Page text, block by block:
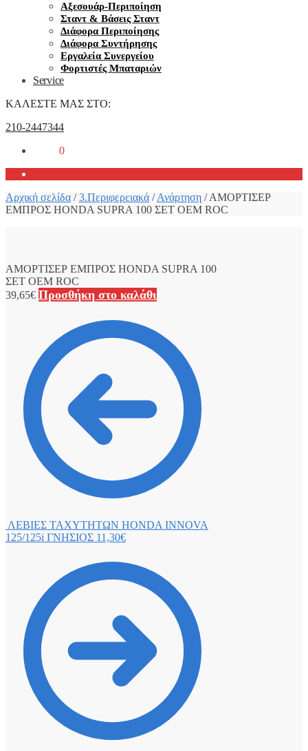
Αξεσουάρ-Περιποίηση
Σταντ & Βάσεις Σταντ
Διάφορα Περιποίησης
Διάφορα Συντήρησης
Εργαλεία Συνεργείου
Φορτιστές Μπαταριών
Service
ΚΑΛΕΣΤΕ ΜΑΣ ΣΤΟ:
210-2447344
0
Αρχική σελίδα /3.Περιφερειακά /Ανάρτηση /ΑΜΟΡΤΙΣΕΡ
ΕΜΠΡΟΣ HONDA SUPRA 100 ΣΕΤ OEM ROC
ΑΜΟΡΤΙΣΕΡ ΕΜΠΡΟΣ HONDA SUPRA 100
ΣΕΤ OEM ROC
39,65€ Προσθήκη στο καλάθι
ΛΕΒΙΕΣ ΤΑΧΥΤΗΤΩΝ HONDA INNOVA
125/125i ΓΝΗΣΙΟΣ 11,30€